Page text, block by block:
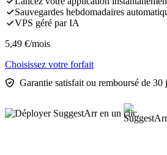
Sauvegardes hebdomadaires
VPS géré par IA
5,49 €/mois
Choisissez votre forfait
Garantie satisfait ou remboursé de 30